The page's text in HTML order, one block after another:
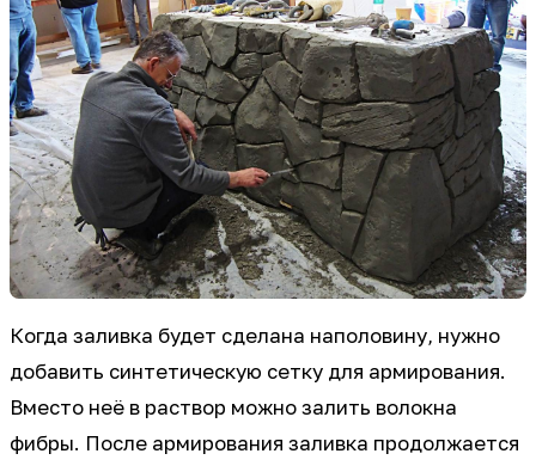
Когда заливка будет сделана наполовину, нужно
добавить синтетическую сетку для армирования.
Вместо неё в раствор можно залить волокна
фибры. После армирования заливка продолжается